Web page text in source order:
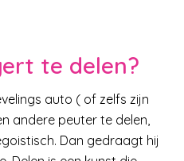
te delen?
auto ( of zelfs zijn
andere peuter te delen,
Dan gedraagt hij